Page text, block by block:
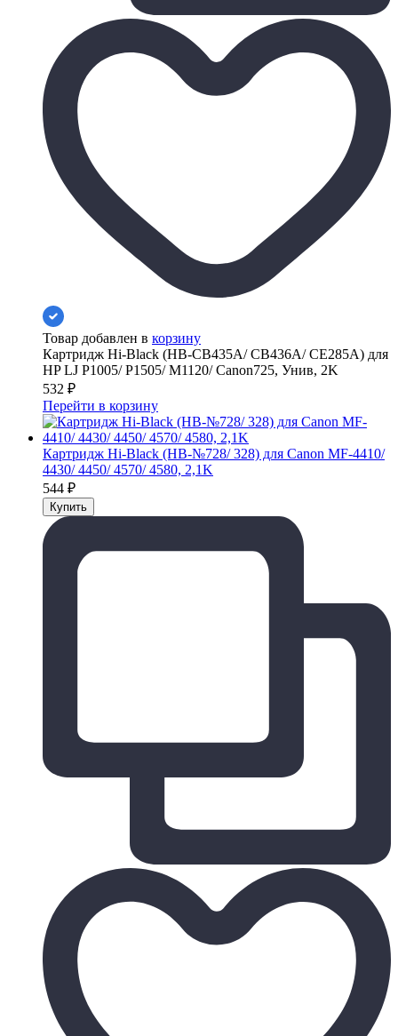
Товар добавлен в корзину
Картридж Hi-Black (HB-CB435A/ CB436A/ CE285A) для
HP LJ P1005/ P1505/ M1120/ Canon725, Унив, 2K
532 ₽
Перейти в корзину
Картридж Hi-Black (HB-№728/ 328) для Canon MF-4410/
4430/ 4450/ 4570/ 4580, 2,1K
544 ₽